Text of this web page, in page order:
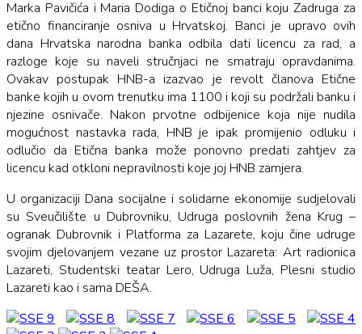
Marka Pavičića i Maria Dodiga o Etičnoj banci koju Zadruga za
etično financiranje osniva u Hrvatskoj. Banci je upravo ovih
dana Hrvatska narodna banka odbila dati licencu za rad, a
razloge koje su naveli stručnjaci ne smatraju opravdanima.
Ovakav postupak HNB-a izazvao je revolt članova Etične
banke kojih u ovom trenutku ima 1100 i koji su podržali banku i
njezine osnivače. Nakon prvotne odbijenice koja nije nudila
mogućnost nastavka rada, HNB je ipak promijenio odluku i
odlučio da Etična banka može ponovno predati zahtjev za
licencu kad otkloni nepravilnosti koje joj HNB zamjera.
U organizaciji Dana socijalne i solidarne ekonomije sudjelovali
su Sveučilište u Dubrovniku, Udruga poslovnih žena Krug –
ogranak Dubrovnik i Platforma za Lazarete, koju čine udruge
svojim djelovanjem vezane uz prostor Lazareta: Art radionica
Lazareti, Studentski teatar Lero, Udruga Luža, Plesni studio
Lazareti kao i sama DEŠA.